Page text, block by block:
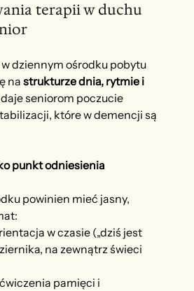
terapii w duchu
dziennym ośrodku pobytu
na strukturze dnia, rytmie i
daje seniorom poczucie
które w demencji są
punkt odniesienia
powinien mieć jasny,
w czasie („dziś jest
na zewnątrz świeci
pamięci i